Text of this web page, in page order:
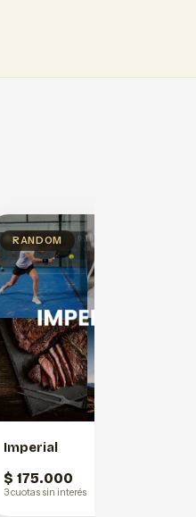
RANDOM
Imperial
$ 175.000
3 cuotas sin interés